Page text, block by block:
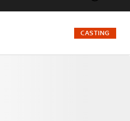
FACTOR
CASTING